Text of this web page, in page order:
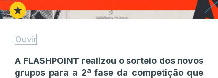
Ouvir
A FLASHPOINT realizou o sorteio dos novos
grupos para a 2ª fase da competição que